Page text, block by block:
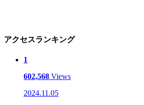
アクセスランキング
1
602,568 Views
2024.11.05